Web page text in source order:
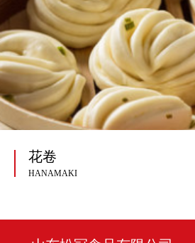
花卷
HANAMAKI